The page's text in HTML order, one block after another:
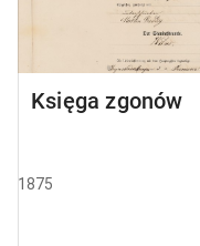
Księga zgonów
1875